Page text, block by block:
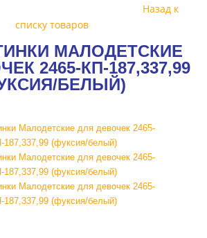
Назад к
списку товаров
МАЛОДЕТСКИЕ
2465-КП-187,337,99
БЕЛЫЙ)
SALE